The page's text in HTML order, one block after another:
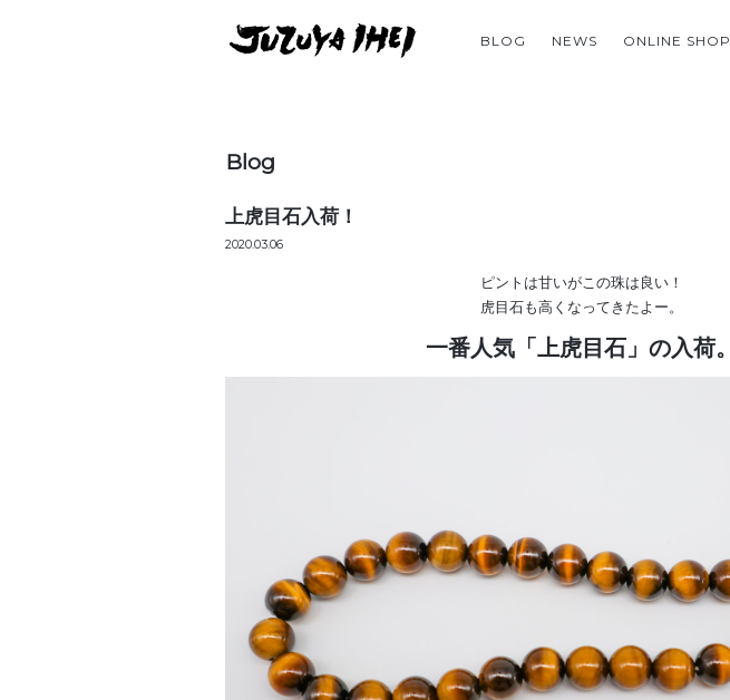
BLOG NEWS ONLINE SHOP
Blog
上虎目石入荷！
2020.03.06
ピントは甘いがこの珠は良い！
虎目石も高くなってきたよー。
一番人気「上虎目石」の入荷。